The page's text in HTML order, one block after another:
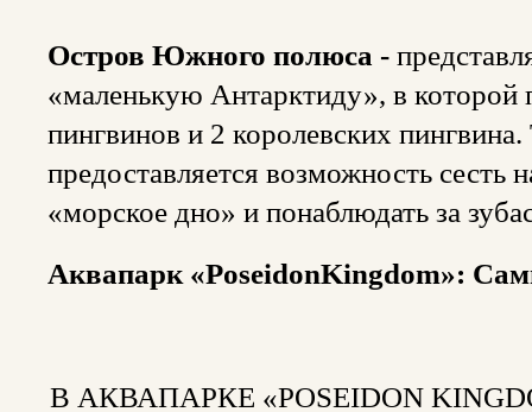
Остров Южного полюса -
«маленькую Антарктиду», в которой
пингвинов и 2 королевских
предоставляется возможность сесть
«морское дно» и понаблюдать за
Аквапарк «PoseidonKingdom»:
В АКВАПАРКЕ «POSEIDON